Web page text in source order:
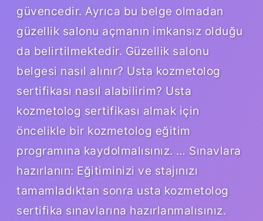
güvencedir. Ayrıca bu belge olmadan
güzellik salonu açmanın imkansız olduğu
da belirtilmektedir. Güzellik salonu
belgesi nasıl alınır? Usta kozmetolog
sertifikası nasıl alabilirim? Usta
kozmetolog sertifikası almak için
öncelikle bir kozmetolog eğitim
programına kaydolmalısınız. … Sınavlara
hazırlanın: Eğitiminizi ve stajınızı
tamamladıktan sonra usta kozmetolog
sertifika sınavlarına hazırlanmalısınız.